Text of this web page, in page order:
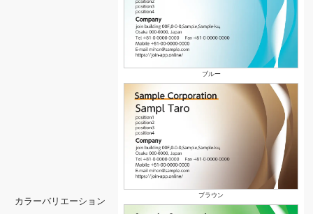
カラーバリエーション
ブルー
ブラウン